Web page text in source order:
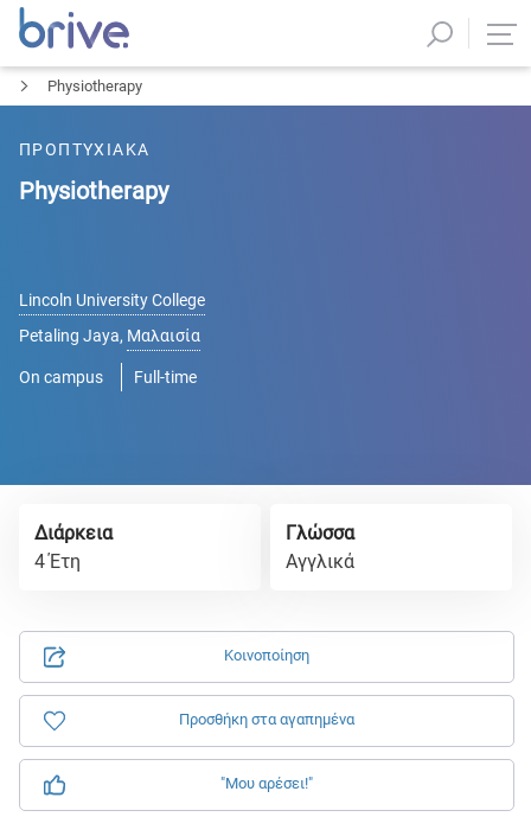
Physiotherapy
ΠΡΟΠΤΥΧΙΑΚΑ
Physiotherapy
Lincoln University College
Petaling Jaya, Μαλαισία
On campus Full-time
Κοινοποίηση
Προσθήκη στα αγαπημένα
"Μου αρέσει!"
Διάρκεια
4 Έτη
Γλώσσα
Αγγλικά